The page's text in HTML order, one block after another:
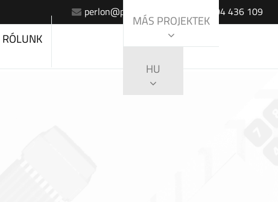
perlon@perlon.sk +420 604 436 109
RÓLUNK
MÁS PROJEKTEK
HU